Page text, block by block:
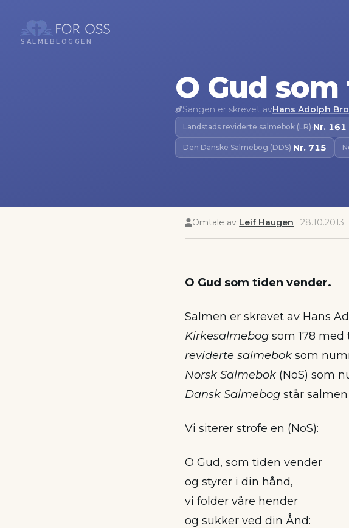
SALMEBLOGGEN
O Gud
Sangen er skrevet avHans Adolph
Landstads reviderte salmebok (LR)·Nr. 161
Den Danske Salmebog (DDS)·Nr. 715
Omtale av Leif Haugen ·28.10.2013
O Gud som tiden vender.
Salmen er skrevet av Hans
Kirkesalmebog som 178
reviderte salmebok som
Norsk Salmebok (NoS) som
Dansk Salmebog står
Vi siterer strofe en (NoS):
O Gud, som tiden vender
og styrer i din hånd,
vi folder våre hender
og sukker ved din Ånd: